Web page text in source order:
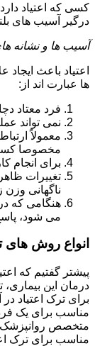
کسی که اعتیاد
درگیر آسیب های
آسیب ها و نشانه
اعتیاد باعث
ها عبارت اند از:
فرد معتاد
نمی تواند
معمولاً
مخصوصا
برای انجام
تغییرات
ناگهانی
هنگامی که
می شود،
انواع روش های
پیشتر گفتیم که
درمان این
برای ترک اعتیاد
مناسب برای یک
متخصص روانپزشک
مناسب برای ترک